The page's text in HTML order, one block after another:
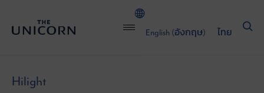
English (อังกฤษ) ไทย
Hilight